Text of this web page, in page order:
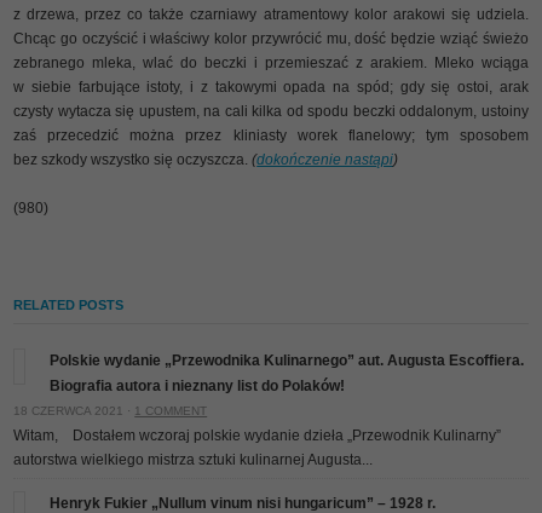
z drzewa, przez co także czarniawy atramentowy kolor arakowi się udziela.
Chcąc go oczyścić i właściwy kolor przywrócić mu, dość będzie wziąć świeżo
zebranego mleka, wlać do beczki i przemieszać z arakiem. Mleko wciąga
w siebie farbujące istoty, i z takowymi opada na spód; gdy się ostoi, arak
czysty wytacza się upustem, na cali kilka od spodu beczki oddalonym, ustoiny
zaś przecedzić można przez kliniasty worek flanelowy; tym sposobem
bez szkody wszystko się oczyszcza.(dokończenie nastąpi)
(980)
RELATED POSTS
Polskie wydanie „Przewodnika Kulinarnego” aut. Augusta Escoffiera.
Biografia autora i nieznany list do Polaków!
18 CZERWCA 2021 · 1 COMMENT
Witam, Dostałem wczoraj polskie wydanie dzieła „Przewodnik Kulinarny”
autorstwa wielkiego mistrza sztuki kulinarnej Augusta...
Henryk Fukier „Nullum vinum nisi hungaricum” – 1928 r.